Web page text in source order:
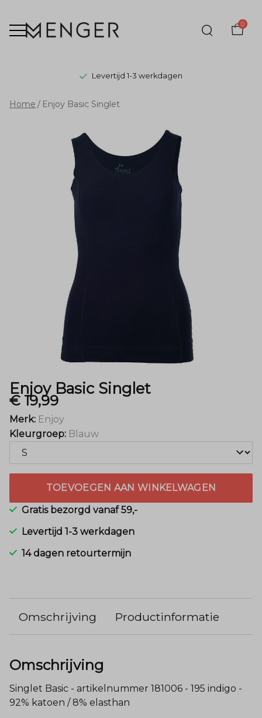
0
Levertijd 1-3 werkdagen
Enjoy
Basic
Singlet
Menger
Mode
Home Enjoy Basic Singlet
Enjoy Basic Singlet
€ 19,99
Merk: Enjoy
Kleurgroep: Blauw
TOEVOEGEN AAN WINKELWAGEN
Gratis bezorgd vanaf 59,-
Levertijd 1-3 werkdagen
14 dagen retourtermijn
Omschrijving Productinformatie
Omschrijving
Singlet Basic - artikelnummer 181006 - 195 indigo -
92% katoen / 8% elasthan